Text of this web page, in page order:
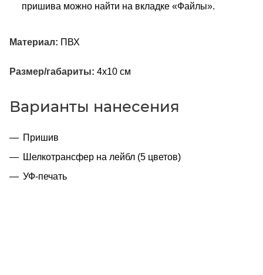
пришива можно найти на вкладке «Файлы».
Материал: ПВХ
Размер/габариты: 4х10 см
Варианты нанесения
Пришив
Шелкотрансфер на лейбл (5 цветов)
УФ-печать